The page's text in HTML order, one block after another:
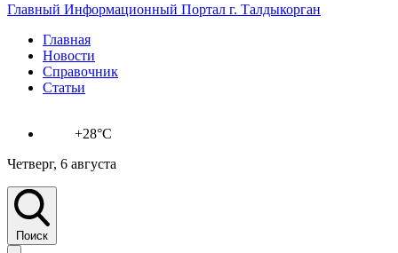
Главный Информационный Портал г. Талдыкорган
Главная
Новости
Справочник
Статьи
+28°C
Четверг, 6 августа
Поиск